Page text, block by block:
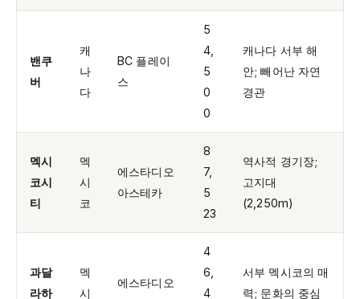
밴쿠
버
캐
나
다
BC 플레이
스
5
4,
5
0
0
캐나다 서부 해
안; 빼어난 자연
경관
멕시
코시
티
멕
시
코
에스타디오
아스테카
8
7,
5
23
역사적 경기장;
고지대
(2,250m)
과달
라하
멕
시
에스타디오
4
6,
4
서부 멕시코의 매
력; 문화의 중심